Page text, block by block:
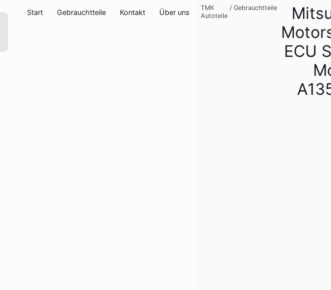
Start Gebrauchtteile Kontakt Über uns
TMK
Autoteile
/ Gebrauchtteile
ECU